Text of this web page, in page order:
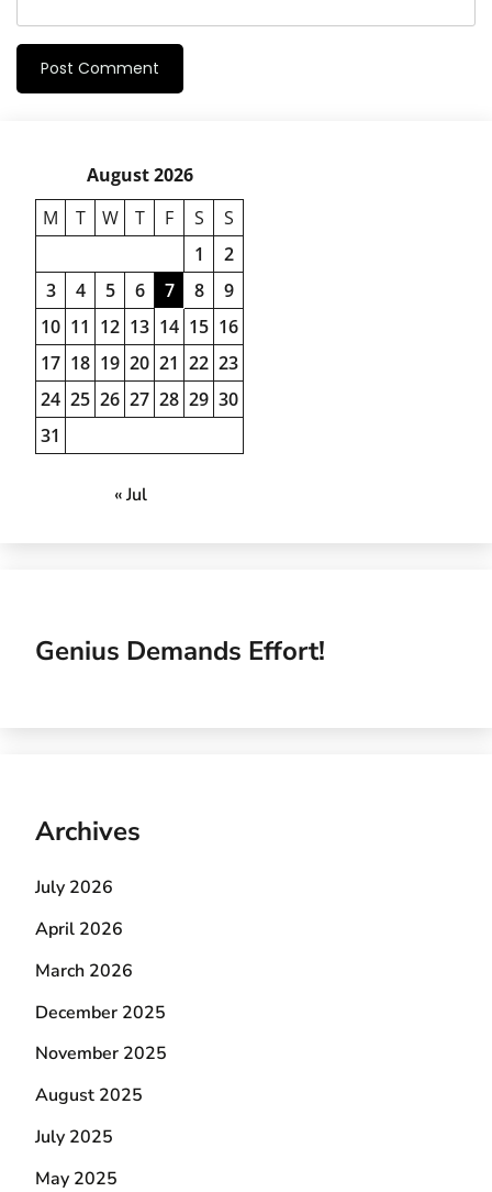
August 2026
M
T W T F S
S
1
2
3
4 5 6 7 8
9
10 11 12 13 14 15 16
17 18 19 20 21 22 23
24 25 26 27 28 29 30
31
« Jul
Genius Demands Effort!
Archives
July 2026
April 2026
March 2026
December 2025
November 2025
August 2025
July 2025
May 2025